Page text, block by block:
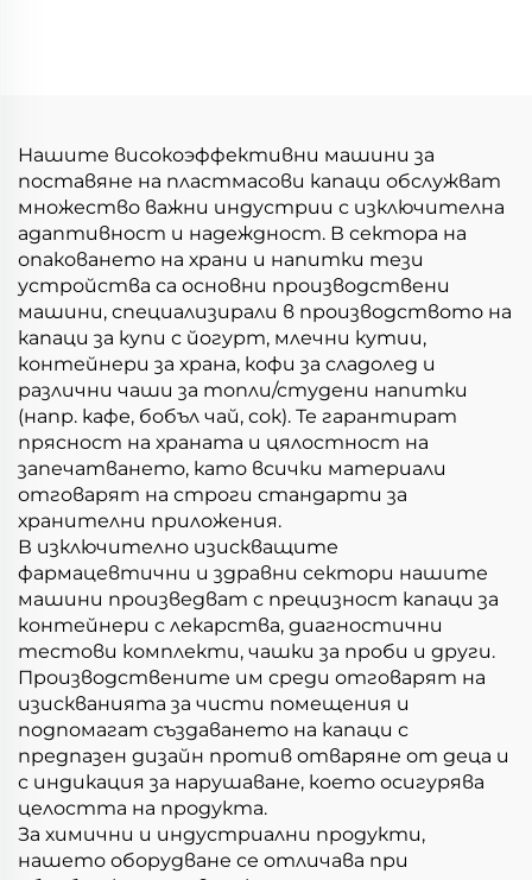
Нашите високоэффективни машини за
поставяне на пластмасови капаци обслужват
множество важни индустрии с изключителна
адаптивност и надеждност. В сектора на
опаковането на храни и напитки тези
устройства са основни производствени
машини, специализирали в производството на
капаци за купи с йогурт, млечни кутии,
контейнери за храна, кофи за сладолед и
различни чаши за топли/студени напитки
(напр. кафе, бобъл чай, сок). Те гарантират
прясност на храната и цялостност на
запечатването, като всички материали
отговарят на строги стандарти за
хранителни приложения.
В изключително изискващите
фармацевтични и здравни сектори нашите
машини произведват с прецизност капаци за
контейнери с лекарства, диагностични
тестови комплекти, чашки за проби и други.
Производствените им среди отговарят на
изискванията за чисти помещения и
подпомагат създаването на капаци с
предпазен дизайн против отваряне от деца и
с индикация за нарушаване, което осигурява
целостта на продукта.
За химични и индустриални продукти,
нашето оборудване се отличава при